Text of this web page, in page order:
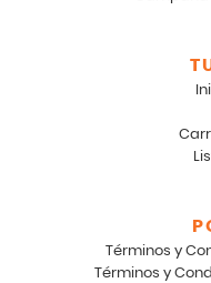
Términos y
Términos y